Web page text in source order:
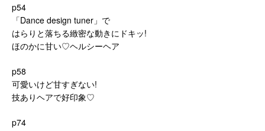
p54
「Dance design tuner」で
はらりと落ちる緻密な動きにドキッ!
ほのかに甘い♡ヘルシーヘア
p58
可愛いけど甘すぎない!
技ありヘアで好印象♡
p74